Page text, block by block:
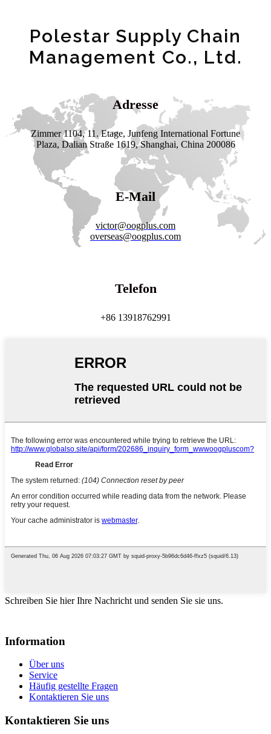
Polestar Supply Chain
Management Co., Ltd.
Adresse
Zimmer 1104, 11. Etage, Junfeng International Fortune
Plaza, Dalian Straße 1619, Shanghai, China 200086
E-Mail
victor@oogplus.com
overseas@oogplus.com
Telefon
+86 13918762991
Schreiben Sie hier Ihre Nachricht und senden Sie sie uns.
Information
Über uns
Service
Häufig gestellte Fragen
Kontaktieren Sie uns
Kontaktieren Sie uns